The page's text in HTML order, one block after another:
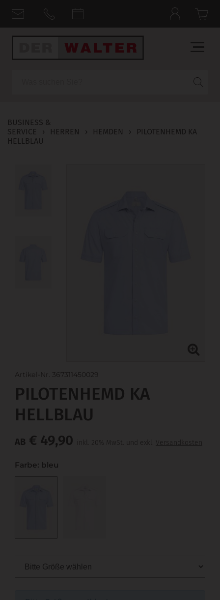
BUSINESS &
SERVICE
› HERREN › HEMDEN ›
PILOTENHEMD KA
HELLBLAU
Artikel-Nr. 367311450029
PILOTENHEMD KA
HELLBLAU
AB € 49,90 inkl. 20% MwSt. und exkl. Versandkosten
Farbe: bleu